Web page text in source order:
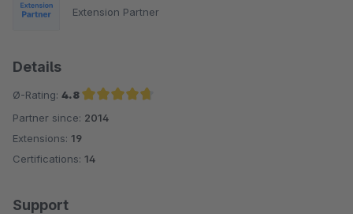
Extension Partner
Details
Ø-Rating: 4.8
Average rating of 4.8 out of 5 stars
Partner since: 2014
Extensions: 19
Certifications: 14
Support